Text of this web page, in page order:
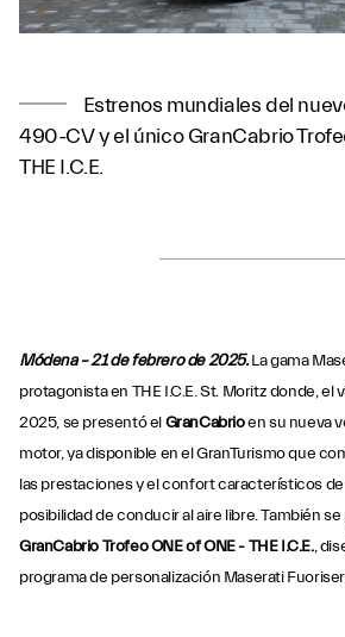
Estrenos mundiales del
490-CV y el único GranCabrio
THE I.C.E.
Módena – 21 de febrero de 2025.La gama
protagonista en THE I.C.E. St. Moritz donde, el
2025, se presentó elGranCabrioen su nueva
motor, ya disponible en el GranTurismo que
las prestaciones y el confort característicos
posibilidad de conducir al aire libre. También
GranCabrio Trofeo ONE of ONE - THE I.C.E.,
programa de personalización Maserati